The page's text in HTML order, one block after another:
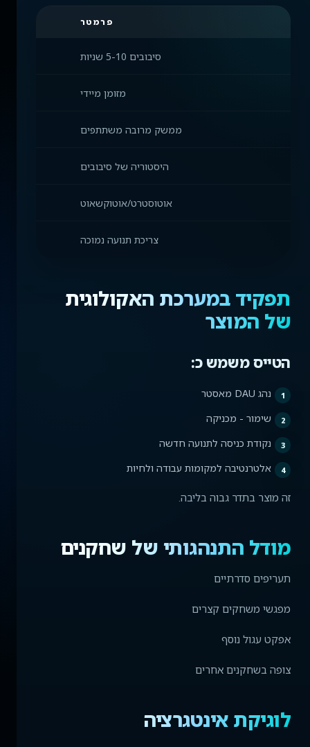
פרמטר
סיבובים 5-10 שניות
מזומן מיידי
ממשק מרובה משתתפים
היסטוריה של סיבובים
אוטוסטרט/אוטוקשאוט
צריכת תנועה נמוכה
תפקיד במערכת האקולוגית
של המוצר
הטייס משמש כ:
נהג DAU מאסטר
שימור - מכניקה
נקודת כניסה לתנועה חדשה
אלטרנטיבה למקומות עבודה ולחיות
זה מוצר בתדר גבוה בליבה.
מודל התנהגותי של שחקנים
תעריפים סדרתיים
מפגשי משחקים קצרים
אפקט עגול נוסף
צופה בשחקנים אחרים
לוגיקת אינטגרציה